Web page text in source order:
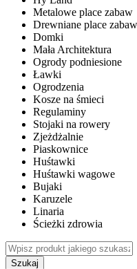
Metalowe place zabaw
Drewniane place zabaw
Domki
Mała Architektura
Ogrody podniesione
Ławki
Ogrodzenia
Kosze na śmieci
Regulaminy
Stojaki na rowery
Zjeżdżalnie
Piaskownice
Huśtawki
Huśtawki wagowe
Bujaki
Karuzele
Linaria
Ścieżki zdrowia
Szukaj